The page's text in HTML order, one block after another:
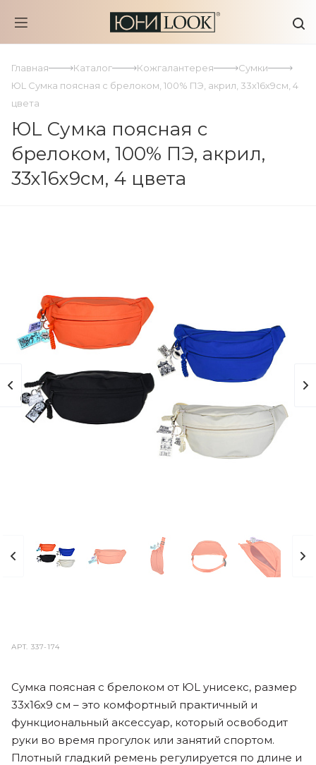
Главная Каталог Кожгалантерея
Сумки
ЮL Сумка поясная с брелоком, 100% ПЭ, акрил, 33х16х9см, 4
цвета
ЮL Сумка поясная с
брелоком, 100% ПЭ, акрил,
33х16х9см, 4 цвета
АРТ.337-174
Сумка поясная с брелоком от ЮL унисекс, размер
33х16х9 см – это комфортный практичный и
функциональный аксессуар, который освободит
руки во время прогулок или занятий спортом.
Плотный гладкий ремень регулируется по длине и